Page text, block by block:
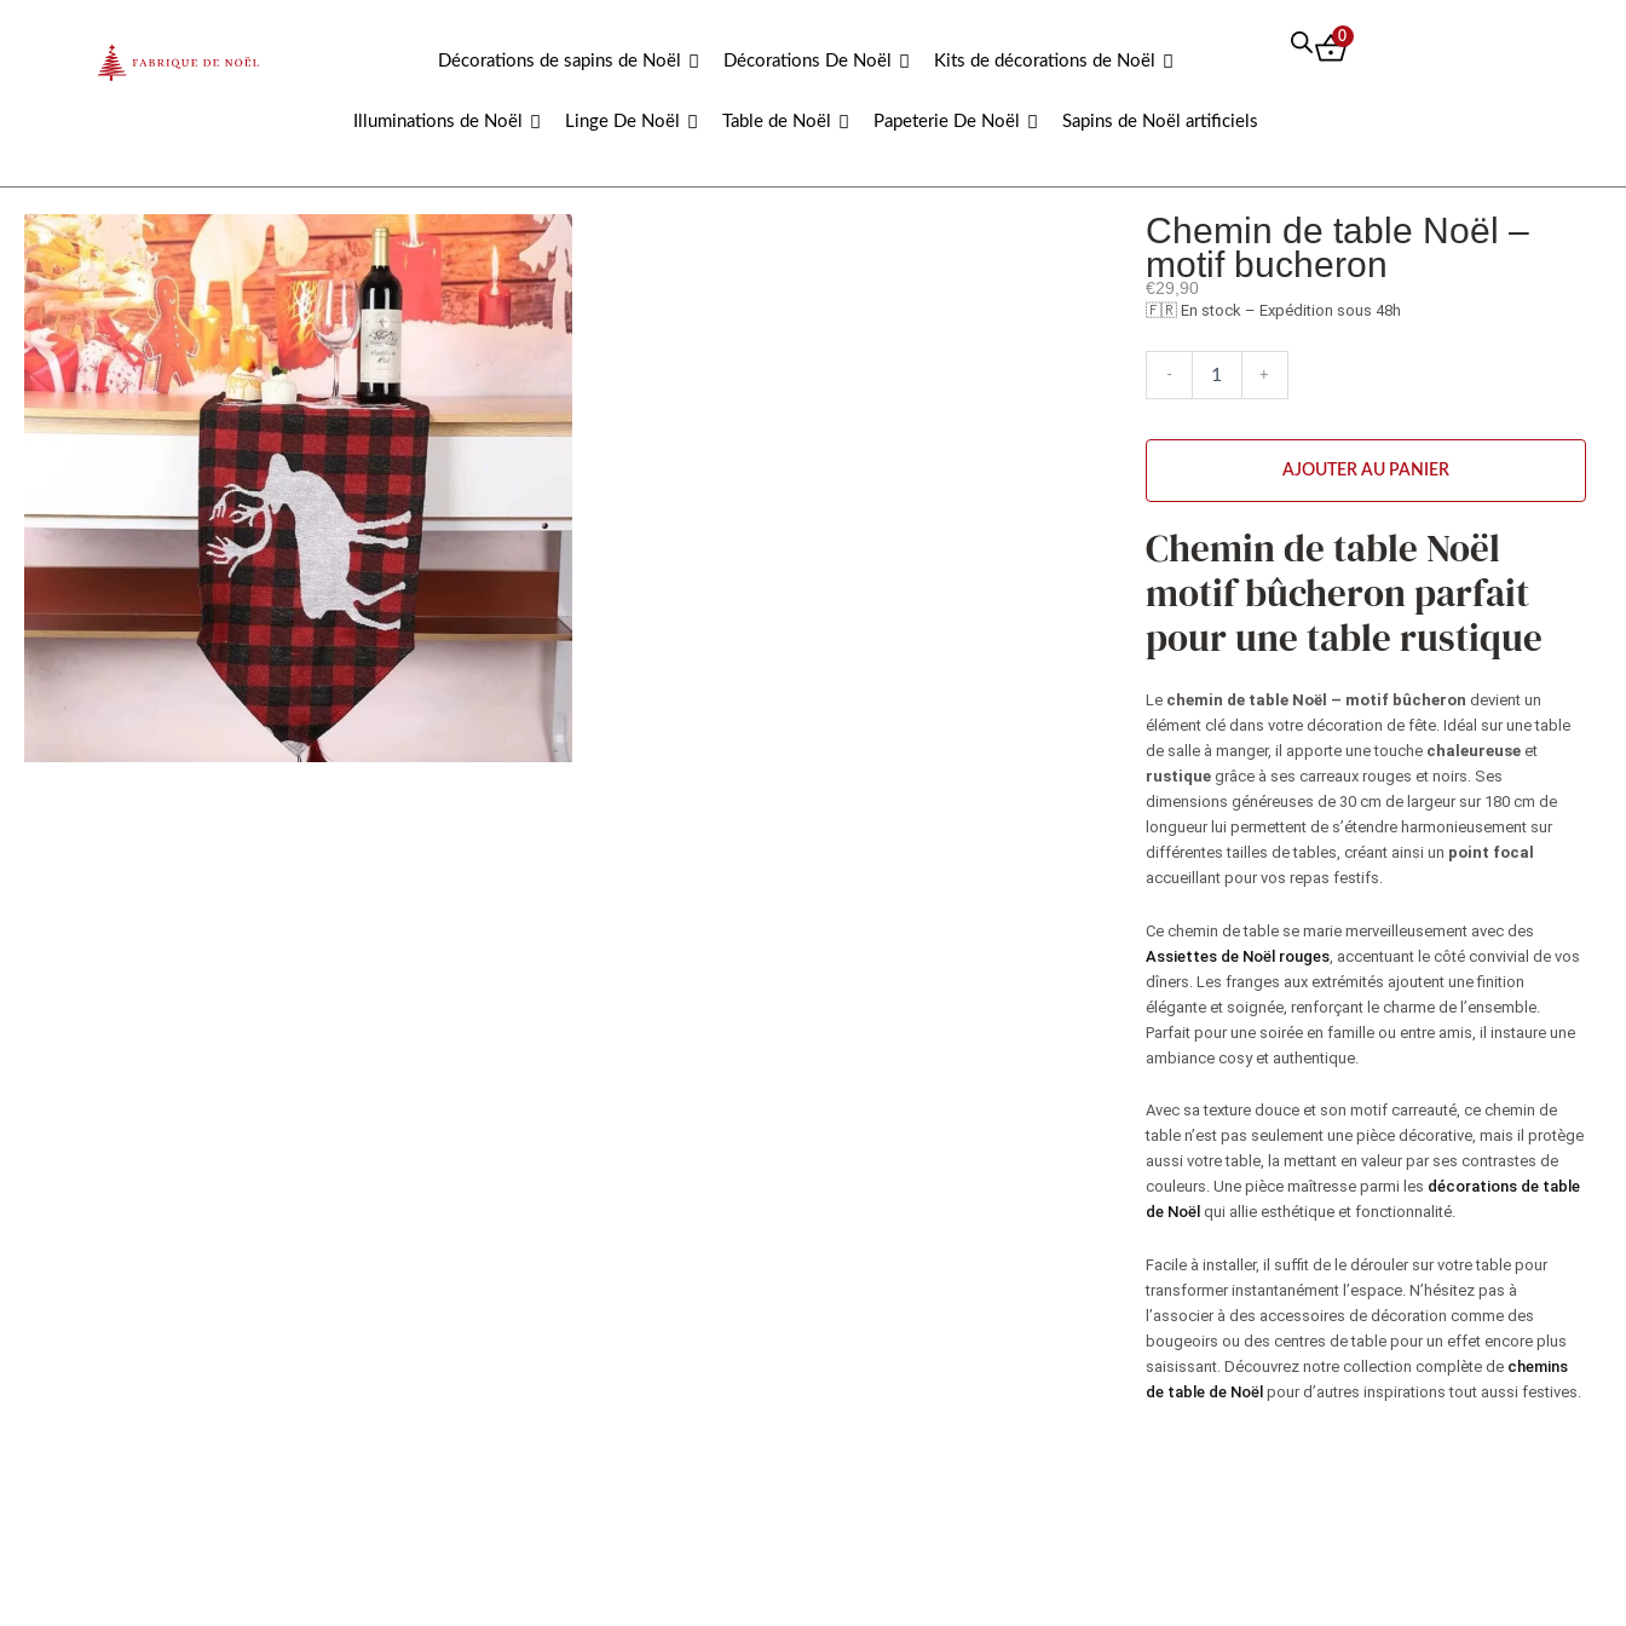
Décorations de sapins de Noël Décorations De Noël Kits de décorations de Noël
Illuminations de Noël Linge De Noël Table de Noël Papeterie De Noël Sapins de Noël artificiels
0
Chemin de table Noël –
motif bucheron
€29,90
🇫🇷 En stock – Expédition sous 48h
-
-
motif
bucheron
+
AJOUTER AU PANIER
Chemin de table Noël
motif bûcheron parfait
pour une table rustique
Le chemin de table Noël – motif bûcheron devient un
élément clé dans votre décoration de fête. Idéal sur une table
de salle à manger, il apporte une touche chaleureuseet
rustiquegrâce à ses carreaux rouges et noirs. Ses
dimensions généreuses de 30 cm de largeur sur 180 cm de
longueur lui permettent de s’étendre harmonieusement sur
différentes tailles de tables, créant ainsi un point focal
accueillant pour vos repas festifs.
Ce chemin de table se marie merveilleusement avec des
Assiettes de Noël rouges, accentuant le côté convivial de vos
dîners. Les franges aux extrémités ajoutent une finition
élégante et soignée, renforçant le charme de l’ensemble.
Parfait pour une soirée en famille ou entre amis, il instaure une
ambiance cosy et authentique.
Avec sa texture douce et son motif carreauté, ce chemin de
table n’est pas seulement une pièce décorative, mais il protège
aussi votre table, la mettant en valeur par ses contrastes de
couleurs. Une pièce maîtresse parmi les décorations de table
de Noël qui allie esthétique et fonctionnalité.
Facile à installer, il suffit de le dérouler sur votre table pour
transformer instantanément l’espace. N’hésitez pas à
l’associer à des accessoires de décoration comme des
bougeoirs ou des centres de table pour un effet encore plus
saisissant. Découvrez notre collection complète de chemins
de table de Noël pour d’autres inspirations tout aussi festives.